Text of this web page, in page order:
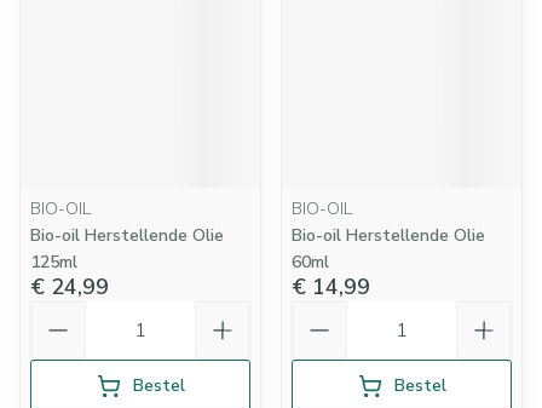
BIO-OIL
Bio-oil Herstellende Olie
125ml
€ 24,99
Bestel
BIO-OIL
Bio-oil Herstellende Olie
60ml
€ 14,99
Bestel